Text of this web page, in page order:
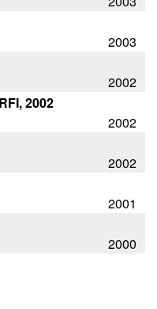
2003
2002
2002
2002
2002
2001
2000